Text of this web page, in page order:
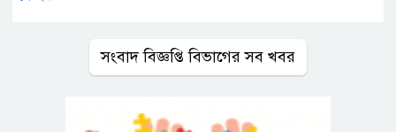
সংবাদ বিজ্ঞপ্তি বিভাগের সব খবর